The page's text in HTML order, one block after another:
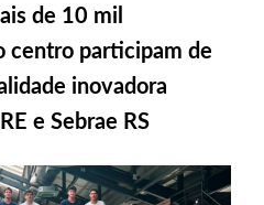
de 10 mil
centro participam de
inovadora
e Sebrae RS